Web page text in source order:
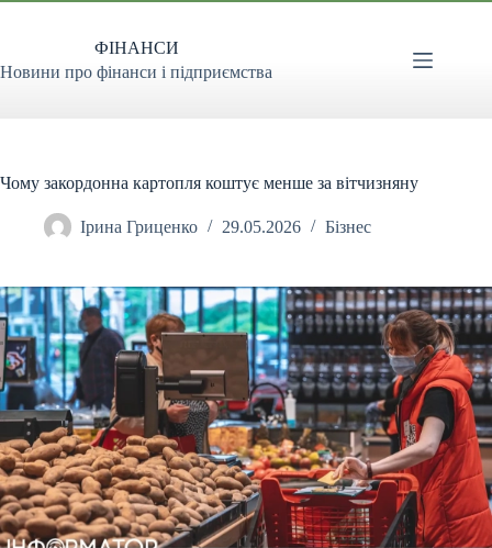
Перейти
ФІНАНСИ
Новини про фінанси і підприємства
Чому закордонна картопля коштує менше за вітчизняну
Ірина Гриценко 29.05.2026 Бізнес